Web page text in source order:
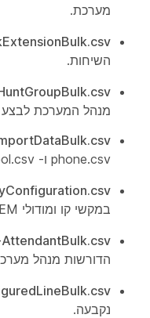
מערכת.
השיחות.
מנהל המערכת לבצע
phone.csv ו- device_pool.csv של קבצי tar של Unified CM שיובאו.
במקשי קו ומודולי KEM.
הדורשות מנהל
נקבעה.